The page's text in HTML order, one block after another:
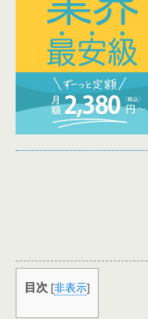
目次 [非表示]